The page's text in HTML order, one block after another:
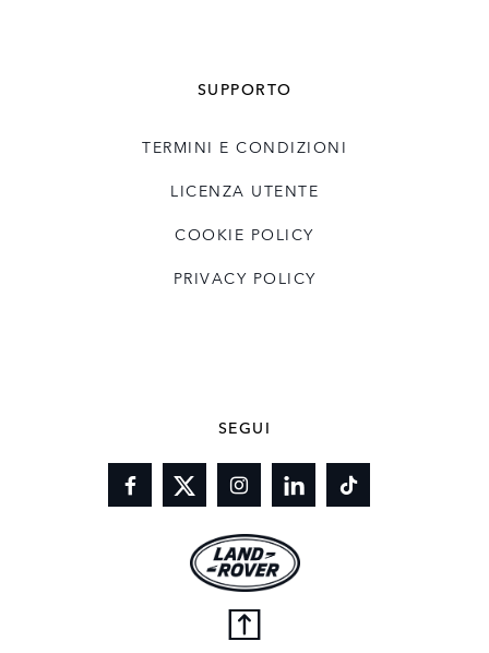
SUPPORTO
TERMINI E CONDIZIONI
LICENZA UTENTE
COOKIE POLICY
PRIVACY POLICY
SEGUI